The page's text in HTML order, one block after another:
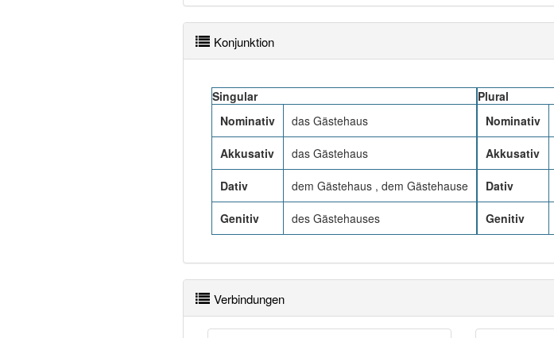
Konjunktion
Singular
Nominativ
das Gästehaus
Akkusativ das Gästehaus
Dativ dem Gästehaus , dem Gästehause
Genitiv des Gästehauses
Plural
Nominativ
Akkusativ
Dativ
Genitiv
Verbindungen